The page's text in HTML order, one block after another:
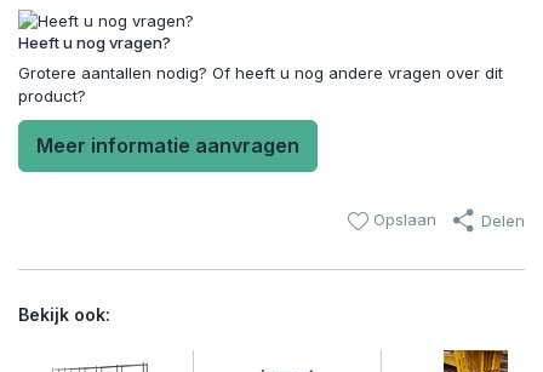
Heeft u nog vragen?
Grotere aantallen nodig? Of heeft u nog andere vragen over dit
product?
Meer informatie aanvragen
Opslaan Delen
Bekijk ook: